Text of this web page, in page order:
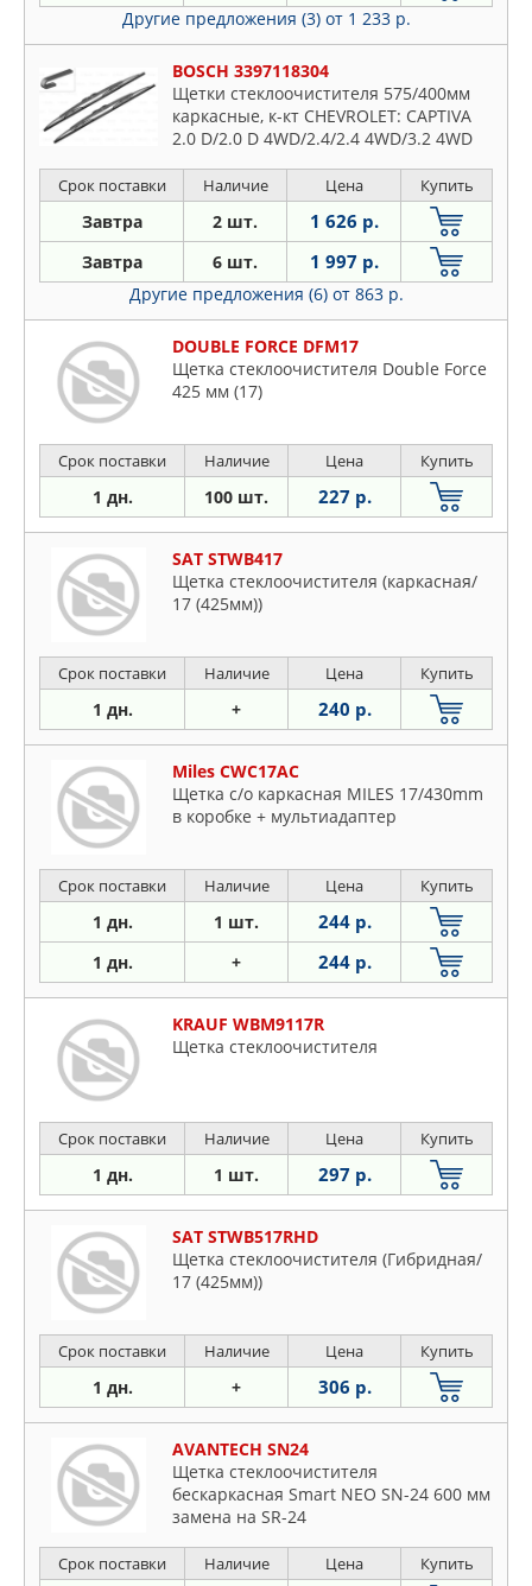
Другие предложения (3) от 1 233 р.
BOSCH 3397118304
Щетки стеклоочистителя 575/400мм
каркасные, к-кт CHEVROLET: CAPTIVA
2.0 D/2.0 D 4WD/2.4/2.4 4WD/3.2 4WD
1.2 16V/1.3 D Multijet
Срок поставки Наличие Цена Купить
Завтра 2 шт. 1 626 р.
Завтра 6 шт. 1 997 р.
Другие предложения (6) от 863 р.
DOUBLE FORCE DFM17
Щетка стеклоочистителя Double Force
425 мм (17)
Срок поставки Наличие Цена Купить
1 дн. 100 шт. 227 р.
SAT STWB417
Щетка стеклоочистителя (каркасная/
17 (425мм))
Срок поставки Наличие Цена Купить
1 дн. + 240 р.
Miles CWC17AC
Щетка с/о каркасная MILES 17/430mm
в коробке + мультиадаптер
Срок поставки Наличие Цена Купить
1 дн. 1 шт. 244 р.
1 дн. + 244 р.
KRAUF WBM9117R
Щетка стеклоочистителя
Срок поставки Наличие Цена Купить
1 дн. 1 шт. 297 р.
SAT STWB517RHD
Щетка стеклоочистителя (Гибридная/
17 (425мм))
Срок поставки Наличие Цена Купить
1 дн. + 306 р.
AVANTECH SN24
Щетка стеклоочистителя
бескаркасная Smart NEO SN-24 600 мм
замена на SR-24
Срок поставки Наличие Цена Купить